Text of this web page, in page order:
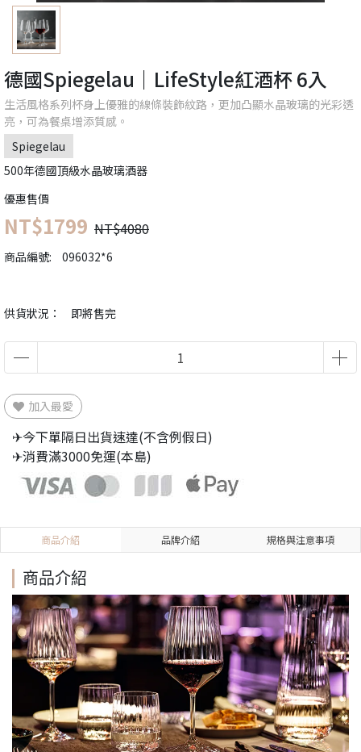
德國Spiegelau｜LifeStyle紅酒杯 6入
生活風格系列杯身上優雅的線條裝飾紋路，更加凸顯水晶玻璃的光彩透
亮，可為餐桌增添質感。
Spiegelau
500年德國頂級水晶玻璃酒器
優惠售價
NT$1799 NT$4080
商品編號: 096032*6
供貨狀況： 即將售完
加入最愛
✈今下單隔日出貨速達(不含例假日)
✈消費滿3000免運(本島)
商品介紹 品牌介紹 規格與注意事項
商品介紹